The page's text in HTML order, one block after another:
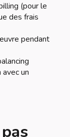
(pour le
des frais
pendant
un